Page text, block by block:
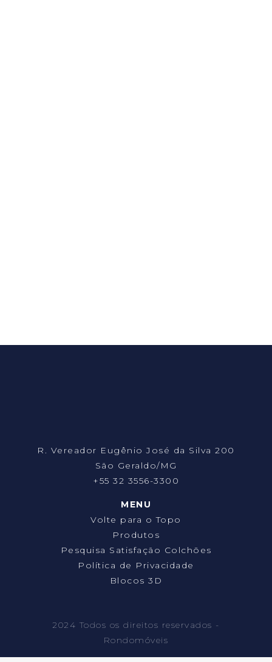
R. Vereador Eugênio José da Silva 200
São Geraldo/MG
+55 32 3556-3300
MENU
Volte para o Topo
Produtos
Pesquisa Satisfação Colchões
Política de Privacidade
Blocos 3D
2024 Todos os direitos reservados -
Rondomóveis